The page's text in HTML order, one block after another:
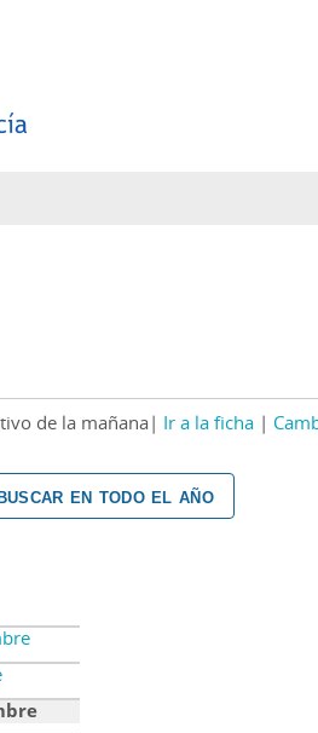
de la mañana Ir a la ficha
en todo el año